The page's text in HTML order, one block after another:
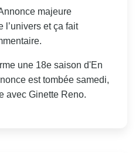
majeure
l’univers et ça fait
une 18e saison d'En
est tombée samedi,
avec Ginette Reno.